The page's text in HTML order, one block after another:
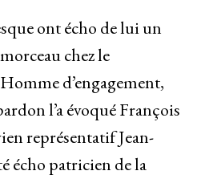
ont écho de lui un
chez le
d’engagement,
l’a évoqué François
représentatif Jean-
écho patricien de la